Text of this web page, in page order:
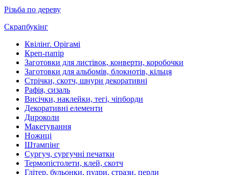
Різьба по дереву
Скрапбукінг
Квілінг. Орігамі
Креп-папір
Заготовки для листівок, конверти, коробочки
Заготовки для альбомів, блокнотів, кільця
Стрічки, скотч, шнури декоративні
Рафія, сизаль
Висічки, наклейки, тегі, чіпборди
Декоративні елементи
Дироколи
Макетування
Ножиці
Штампінг
Сургуч, сургучні печатки
Термопістолети, клей, скотч
Глітер, бульонки, пудри, стрази, перли